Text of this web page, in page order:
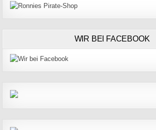
WIR BEI FACEBOOK